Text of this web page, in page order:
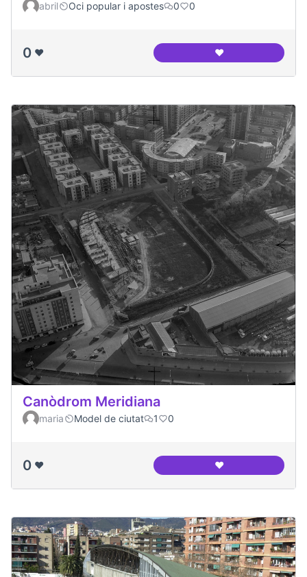
abril Oci popular i apostes 0 0
0 ❤️ ❤️Canodróm
Canòdrom Meridiana
maria Model de ciutat 1 0
0 ❤️ ❤️Canòdrom